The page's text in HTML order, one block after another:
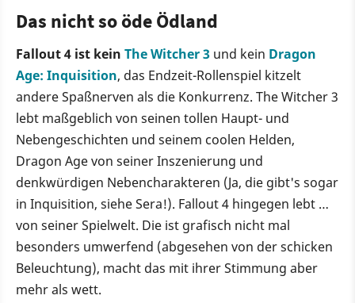
Das nicht so öde Ödland
Fallout 4 ist kein The Witcher 3 und kein Dragon
Age: Inquisition, das Endzeit-Rollenspiel kitzelt
andere Spaßnerven als die Konkurrenz. The Witcher 3
lebt maßgeblich von seinen tollen Haupt- und
Nebengeschichten und seinem coolen Helden,
Dragon Age von seiner Inszenierung und
denkwürdigen Nebencharakteren (Ja, die gibt's sogar
in Inquisition, siehe Sera!). Fallout 4 hingegen lebt …
von seiner Spielwelt. Die ist grafisch nicht mal
besonders umwerfend (abgesehen von der schicken
Beleuchtung), macht das mit ihrer Stimmung aber
mehr als wett.